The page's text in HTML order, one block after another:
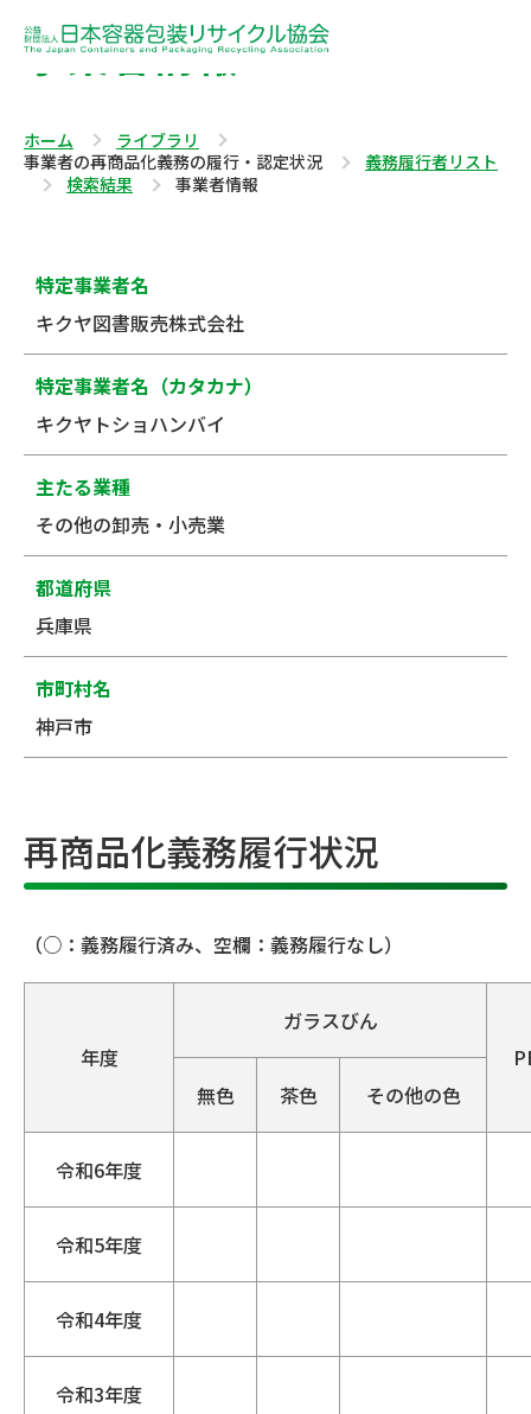
事業者情報
ホーム
ライブラリ
事業者の再商品化義務の履行・認定状況
義務履行者リスト
検索結果
事業者情報
特定事業者名
キクヤ図書販売株式会社
特定事業者名（カタカナ）
キクヤトショハンバイ
主たる業種
その他の卸売・小売業
都道府県
兵庫県
市町村名
神戸市
再商品化義務履行状況
（○：義務履行済み、空欄：義務履行なし）
年度
ガラスびん
無色
茶色 その他の色
令和6年度
令和5年度
令和4年度
令和3年度